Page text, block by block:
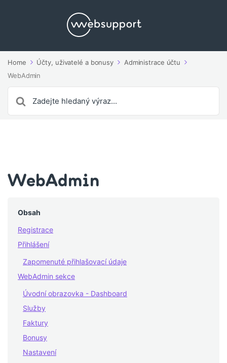
Home Účty, uživatelé a bonusy
Administrace účtu
WebAdmin
For
WebAdmin
Obsah
Registrace
Přihlášení
Zapomenuté přihlašovací údaje
WebAdmin sekce
Úvodní obrazovka - Dashboard
Služby
Faktury
Bonusy
Nastavení